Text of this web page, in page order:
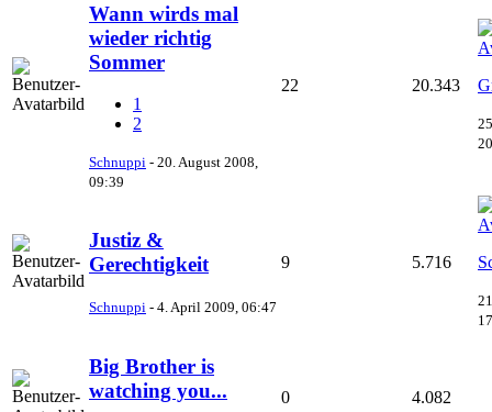
Wann wirds mal
wieder richtig
Sommer
1
2
Schnuppi - 20. August 2008,
09:39
22 20.343
Justiz &
Gerechtigkeit
Schnuppi - 4. April 2009, 06:47
9 5.716
Big Brother is
watching you...
0 4.082